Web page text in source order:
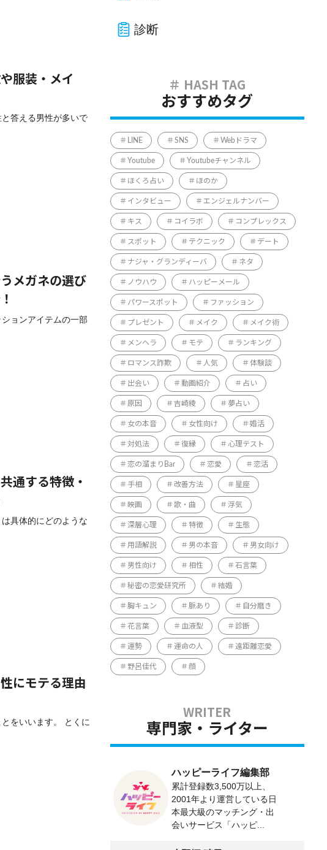
服装・メイ
答える男性が多いで
メガネの選び
ョンアイテムの一部
通する特徴・
具体的にどのような
にモテる理由
をいいます。 とくに
診断
おすすめタグ
LINE SNS Webドラマ
Youtube Youtubeチャンネル
ほくろ占い ほのか
インタビュー エンジェルナンバー
キス コイラボ コンプレックス
スポット テクニック デート
ナジャ・グランディーバ ネタ
ノウハウ ハッピーメール
パワースポット ファッション
プレゼント メイク メイク術
メンヘラ モテ ランキング
ロマンス詐欺 人気 体験談
出会い 動画紹介 占い
原因 吉崎綾 夢占い
女の本音 女性向け 婚活
対処法 復縁 心理テスト
恋の溜まりBar 恋愛 恋活
手相 改善方法 星座
映画 歌・曲 浮気
深層心理 特徴 生態
用語解説 男の本音 男女向け
男性向け 相性 石言葉
秘密の恋愛研究所 結婚
胸キュン 脈あり 自分磨き
花言葉 血液型 診断
運勢 運命の人 遠距離恋愛
野呂佳代 顔
専門家・ライター
ハッピーライフ編集部
累計登録数3,500万以上、
2001年より運営している日
本最大級のマッチング・出
会いサービス「ハッピ...